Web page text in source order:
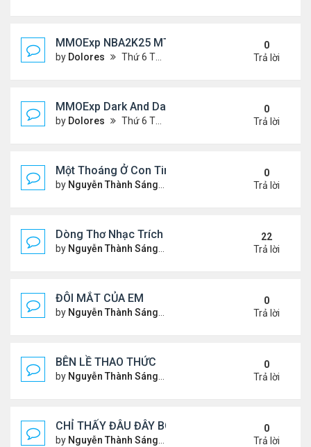
MMOExp NBA2K25 MT Stephen Curry
by Dolores Thứ 6 Tháng 9 27, 2024 6:42 pm
0
Trả lời
MMOExp Dark And Darker to levelling up
by Dolores Thứ 6 Tháng 9 27, 2024 6:40 pm
0
Trả lời
Một Thoáng Ở Con Tim
by Nguyễn Thành Sáng Chủ nhật Tháng 8 25, 2024
0
Trả lời
Dòng Thơ Nhạc Trích Đoạn
by Nguyễn Thành Sáng Thứ 6 Tháng 3 15, 2024 9:53
22
Trả lời
ĐÔI MẮT CỦA EM
by Nguyễn Thành Sáng Thứ 3 Tháng 7 30, 2024 9:08
0
Trả lời
BÊN LỀ THAO THỨC
by Nguyễn Thành Sáng Thứ 4 Tháng 7 24, 2024 10:29
0
Trả lời
CHỈ THẤY ĐÂU ĐÂY BÓNG MỘT NGƯỜI
by Nguyễn Thành Sáng Thứ 4 Tháng 7 24, 2024 10:27
0
Trả lời